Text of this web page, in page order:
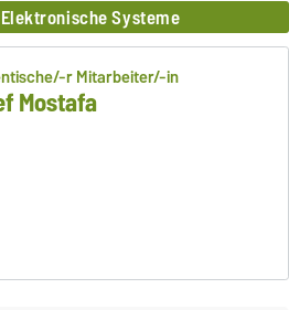
Systeme
r Mitarbeiter/-in
Mostafa